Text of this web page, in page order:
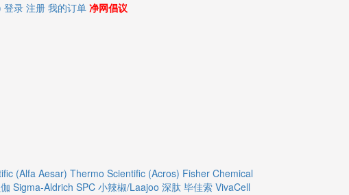
登录 注册 我的订单 净网倡议
(Alfa Aesar) Thermo Scientific (Acros) Fisher Chemical
Sigma-Aldrich SPC 小辣椒/Laajoo 深肽 毕佳索 VivaCell